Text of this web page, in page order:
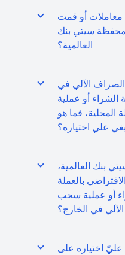
معاملات أو قمت
محفظة سيتي بنك
العالمية؟
الصراف الآلي في
الشراء أو عملية
المحلية، فما هو
علي اختياره؟
بنك العالمية،
بالعملة
أو عملية سحب
في الخارج؟
اختياره على